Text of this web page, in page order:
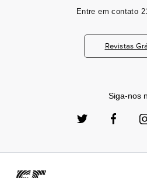
Entre em contato
Revistas
Siga-nos